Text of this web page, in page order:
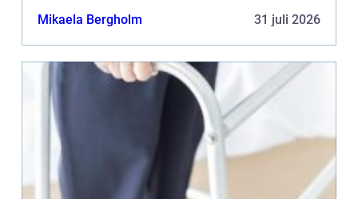
Mikaela Bergholm 31 juli 2026